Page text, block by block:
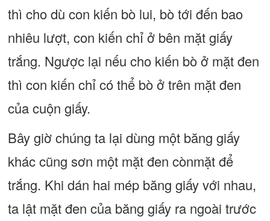
thì cho dù con kiến bò lui, bò tới đến bao
nhiêu lượt, con kiến chỉ ở bên mặt giấy
trắng. Ngược lại nếu cho kiến bò ở mặt đen
thì con kiến chỉ có thể bò ở trên mặt đen
của cuộn giấy.
Bây giờ chúng ta lại dùng một băng giấy
khác cũng sơn một mặt đen cònmặt để
trắng. Khi dán hai mép băng giấy với nhau,
ta lật mặt đen của băng giấy ra ngoài trước